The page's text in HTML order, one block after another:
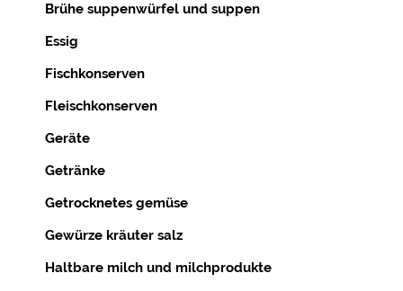
Brühe suppenwürfel und suppen
Essig
Fischkonserven
Fleischkonserven
Geräte
Getränke
Getrocknetes gemüse
Gewürze kräuter salz
Haltbare milch und milchprodukte